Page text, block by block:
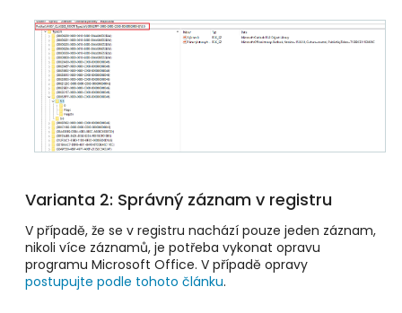
Varianta 2: Správný záznam v registru
V případě, že se v registru nachází pouze jeden záznam,
nikoli více záznamů, je potřeba vykonat opravu
programu Microsoft Office. V případě opravy
postupujte podle tohoto článku.